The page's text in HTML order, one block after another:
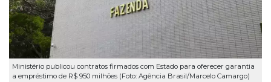
Ministério publicou contratos firmados com Estado para oferecer garantia
a empréstimo de R$ 950 milhões (Foto: Agência Brasil/Marcelo Camargo)